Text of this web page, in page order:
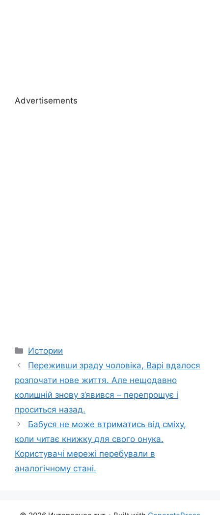
Advertisements
Categories
Истории
Переживши зраду чоловіка, Варі вдалося
розпочати нове життя. Але нещодавно
колишній знову з’явився – перепрошує і
проситься назад.
Бабуся не може втриматись від сміху,
коли читає книжку для свого онука.
Користувачі мережі перебували в
аналогічному стані.